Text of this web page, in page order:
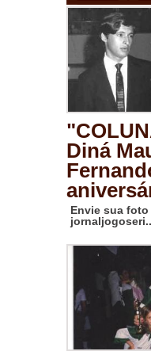
Diná
Envie sua